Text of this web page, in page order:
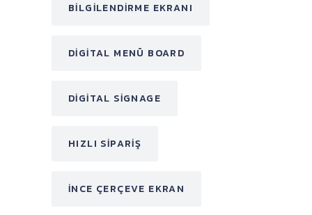
BILGILENDIRME EKRANI
DIGITAL MENÜ BOARD
DIGITAL SIGNAGE
HIZLI SIPARIŞ
INCE ÇERÇEVE EKRAN